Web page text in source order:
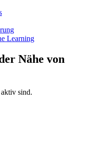
Learning
Nähe von
sind.